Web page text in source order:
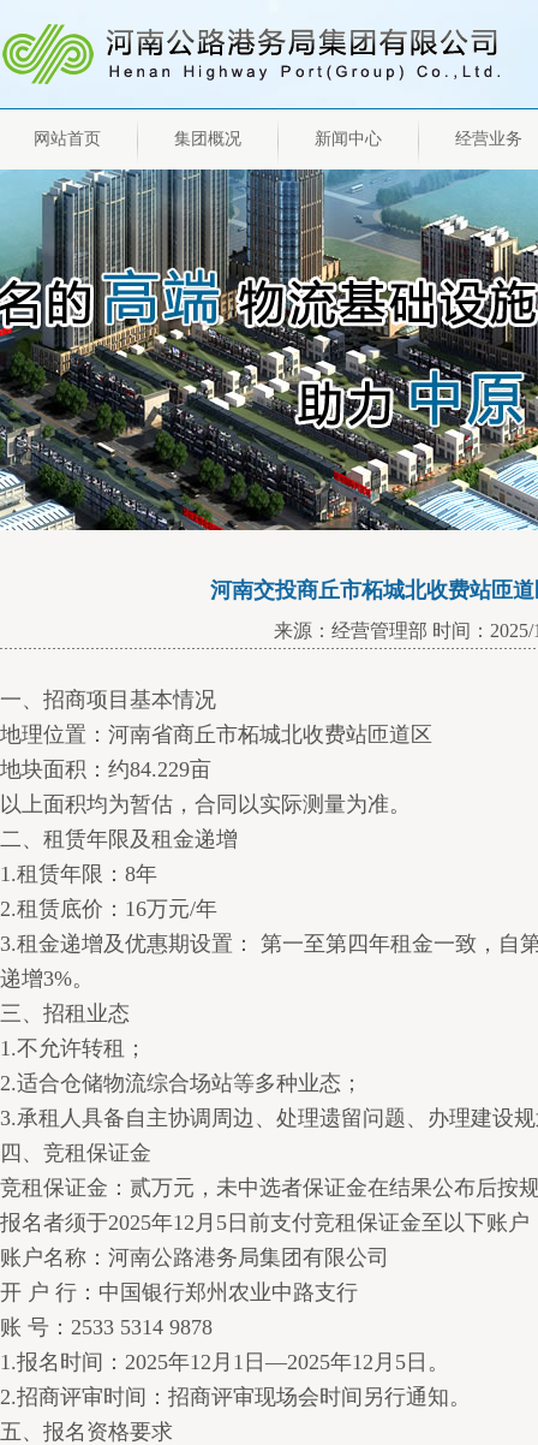
网站首页 集团概况 新闻中心 经营业务
河南交投商丘市柘城北收费站匝
来源：经营管理部 时间：2025/
一、招商项目基本情况
地理位置：河南省商丘市柘城北收费站匝道区
地块面积：约84.229亩
以上面积均为暂估，合同以实际测量为准。
二、租赁年限及租金递增
1.租赁年限：8年
2.租赁底价：16万元/年
3.租金递增及优惠期设置： 第一至第四年租金一致，自
递增3%。
三、招租业态
1.不允许转租；
2.适合仓储物流综合场站等多种业态；
3.承租人具备自主协调周边、处理遗留问题、办理建设
四、竞租保证金
竞租保证金：贰万元，未中选者保证金在结果公布后按
报名者须于2025年12月5日前支付竞租保证金至以下账户
账户名称：河南公路港务局集团有限公司
开 户 行：中国银行郑州农业中路支行
账 号：2533 5314 9878
1.报名时间：2025年12月1日—2025年12月5日。
2.招商评审时间：招商评审现场会时间另行通知。
五、报名资格要求